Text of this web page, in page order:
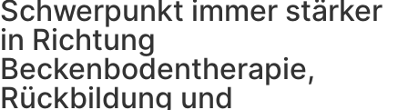
Schwerpunkt immer stärker
in Richtung
Beckenbodentherapie,
Rückbildung und